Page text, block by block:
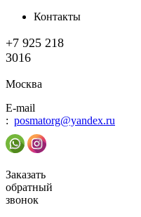
Контакты
+7 925 218
3016
Москва
E-mail
: posmatorg@yandex.ru
Заказать
обратный
звонок